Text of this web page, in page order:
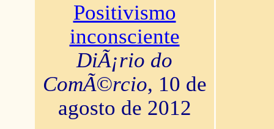
Positivismo
inconsciente
DiÃ¡rio do
ComÃ©rcio, 10 de
agosto de 2012